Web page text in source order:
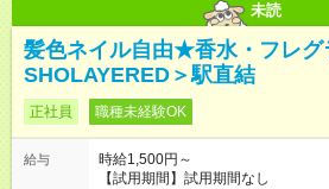
未読
髪色ネイル自由★香水・フレグ
SHOLAYERED＞駅直結
正社員 職種未経験OK
給与
時給1,500円～
【試用期間】試用期間なし